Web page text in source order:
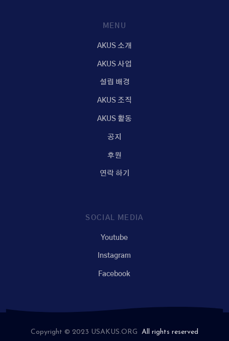
MENU
AKUS 소개
AKUS 사업
설립 배경
AKUS 조직
AKUS 활동
공지
후원
연락 하기
SOCIAL MEDIA
Youtube
Instagram
Facebook
Copyright © 2023 USAKUS.ORG All rights reserved